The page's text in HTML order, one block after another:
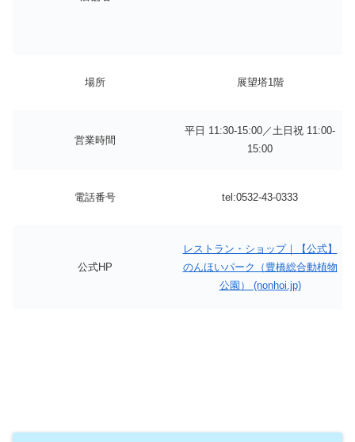
場所 展望塔1階
営業時間
平日 11:30-15:00／土日祝 11:00-
15:00
電話番号 tel:0532-43-0333
公式HP
レストラン・ショップ｜【公式】
のんほいパーク（豊橋総合動植物
公園） (nonhoi.jp)